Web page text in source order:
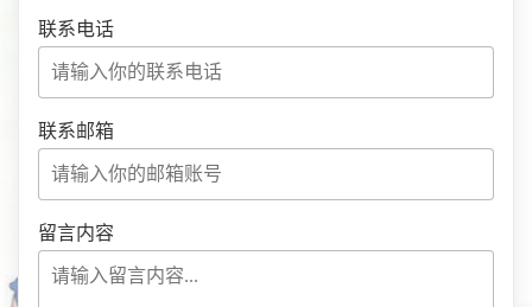
联系电话
联系邮箱
留言内容